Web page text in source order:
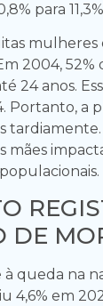
para
mulheres
2004, 52%
24 anos.
Portanto, a
mães
DE
à queda na
4,6% em